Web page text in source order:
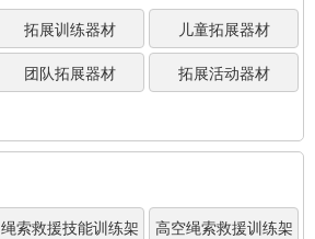
拓展训练器材 儿童拓展器材
团队拓展器材 拓展活动器材
绳索救援技能训练架 高空绳索救援训练架